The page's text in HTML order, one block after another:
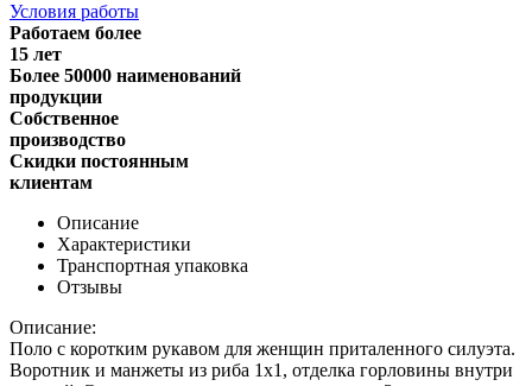
Условия работы
Работаем более
15 лет
Более 50000 наименований
продукции
Собственное
производство
Скидки постоянным
клиентам
Описание
Характеристики
Транспортная упаковка
Отзывы
Описание:
Поло с коротким рукавом для женщин приталенного силуэта.
Воротник и манжеты из риба 1х1, отделка горловины внутри